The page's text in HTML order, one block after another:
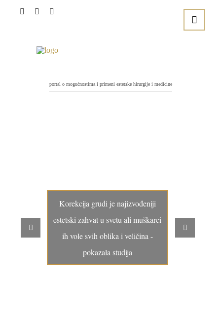
portal o mogućnostima i primeni estetske hirurgije i medicine
Korekcija grudi je najizvođeniji
estetski zahvat u svetu ali muškarci
ih vole svih oblika i veličina -
pokazala studija